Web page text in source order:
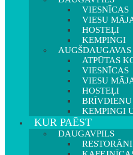
VIESNĪCAS
VIESU
HOSTEĻI
KEMPINGI
ATPŪTAS
VIESNĪCAS
VIESU
HOSTEĻI
KEMPINGI
KUR PAĒST
DAUGAVPILS
RESTORĀNI